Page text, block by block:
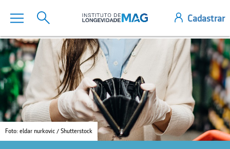
Foto: eldar nurkovic / Shutterstock